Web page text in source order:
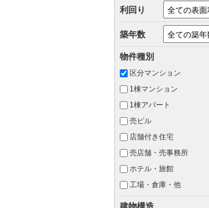
利回り
築年数
物件種別
区分マンション
1棟マンション
1棟アパート
売ビル
店舗付き住宅
売店舗・売事務所
ホテル・旅館
工場・倉庫・他